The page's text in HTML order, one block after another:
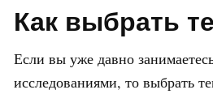
Как выбрать
Если вы уже давно
исследованиями, то выбрать